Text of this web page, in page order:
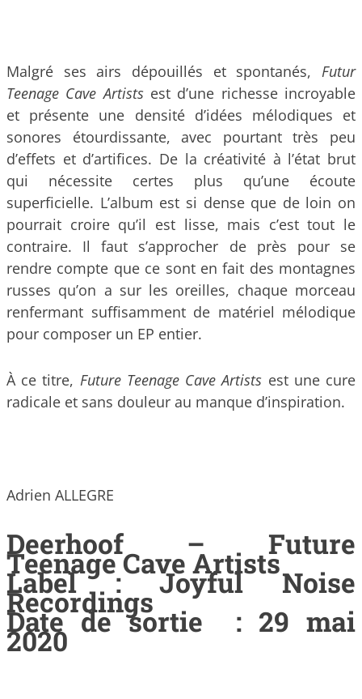
Malgré ses airs dépouillés et spontanés, Futur
Teenage Cave Artistsest d’une richesse incroyable
et présente une densité d’idées mélodiques et
sonores étourdissante, avec pourtant très peu
d’effets et d’artifices. De la créativité à l’état brut
qui nécessite certes plus qu’une écoute
superficielle. L’album est si dense que de loin on
pourrait croire qu’il est lisse, mais c’est tout le
contraire. Il faut s’approcher de près pour se
rendre compte que ce sont en fait des montagnes
russes qu’on a sur les oreilles, chaque morceau
renfermant suffisamment de matériel mélodique
pour composer un EP entier.
À ce titre, Future Teenage Cave Artists est une cure
radicale et sans douleur au manque d’inspiration.
Adrien ALLEGRE
Deerhoof – Future
Teenage Cave Artists
Label : Joyful Noise
Recordings
Date de sortie : 29 mai
2020